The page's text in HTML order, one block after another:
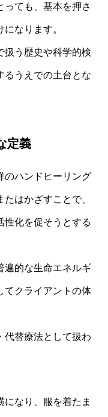
っても、基本を押さ
なります。
扱う歴史や科学的検
るうえでの土台とな
定義
のハンドヒーリング
はかざすことで、
性化を促そうとする
遍的な生命エネルギ
てクライアントの体
代替療法として扱わ
なり、服を着たま